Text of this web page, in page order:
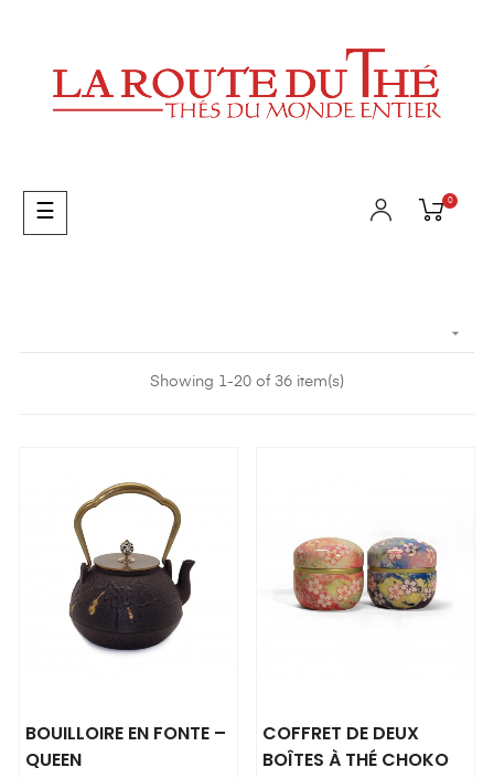
0
Toggle
navigation
☰

Showing 1-20 of 36 item(s)
BOUILLOIRE EN FONTE –
QUEEN
COFFRET DE DEUX
BOÎTES À THÉ CHOKO